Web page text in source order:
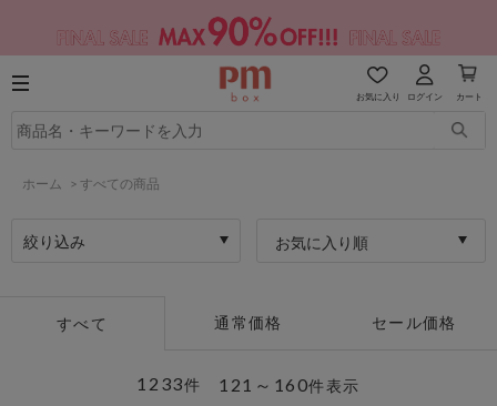
お気に入り ログイン カート
ホーム > すべての商品
絞り込み お気に入り順
すべて 通常価格 セール価格
121～160件表示
1233件